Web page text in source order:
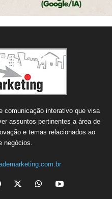
comunicação interativo que visa
assuntos pertinentes a área de
e temas relacionados ao
negócios.